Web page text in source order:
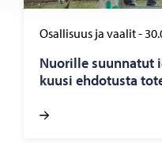
Osallisuus ja vaalit-
Nuo­ril­le suun­na­tut
kuusi eh­do­tus­ta